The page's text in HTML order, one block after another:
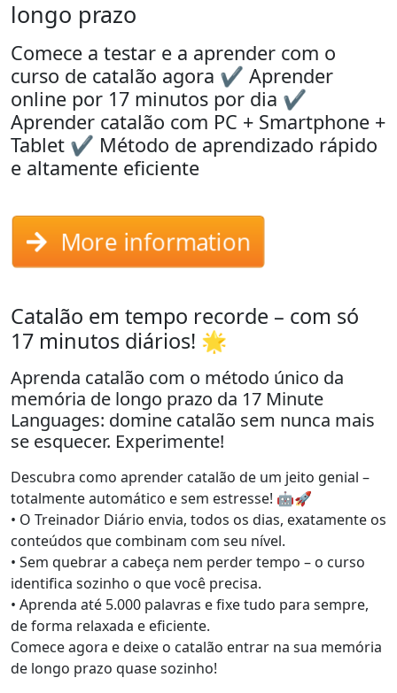
longo prazo
Comece a testar e a aprender com o
curso de catalão agora ✔ Aprender
online por 17 minutos por dia ✔
Aprender catalão com PC + Smartphone +
Tablet ✔ Método de aprendizado rápido
e altamente eficiente
More information
Catalão em tempo recorde – com só
17 minutos diários! 🌟
Aprenda catalão com o método único da
memória de longo prazo da 17 Minute
Languages: domine catalão sem nunca mais
se esquecer. Experimente!
Descubra como aprender catalão de um jeito genial –
totalmente automático e sem estresse! 🤖🚀
• O Treinador Diário envia, todos os dias, exatamente os
conteúdos que combinam com seu nível.
• Sem quebrar a cabeça nem perder tempo – o curso
identifica sozinho o que você precisa.
• Aprenda até 5.000 palavras e fixe tudo para sempre,
de forma relaxada e eficiente.
Comece agora e deixe o catalão entrar na sua memória
de longo prazo quase sozinho!